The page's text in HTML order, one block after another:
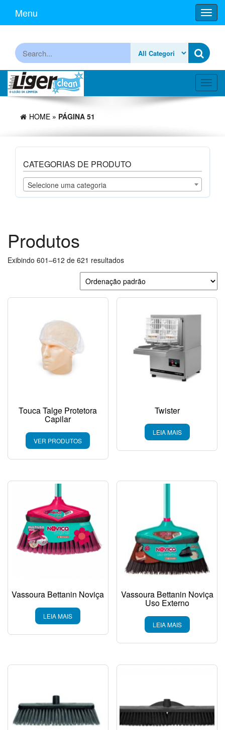
the
Menu
HOME » PÁGINA 51
CATEGORIAS DE PRODUTO
Selecione uma categoria
Produtos
Exibindo 601–612 de 621 resultados
Touca Talge Protetora
Capilar
VER PRODUTOS
Twister
LEIA MAIS
Vassoura Bettanin Noviça
LEIA MAIS
Vassoura Bettanin Noviça
Uso Externo
LEIA MAIS